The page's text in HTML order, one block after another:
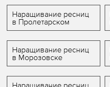
Наращивание ресниц
в Пролетарском
Наращивание ресниц
в Морозовске
Наращивание ресниц